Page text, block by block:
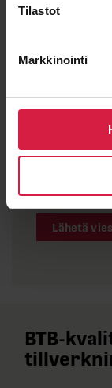
Tilastot
Markkinointi
Lähetä
BTB-